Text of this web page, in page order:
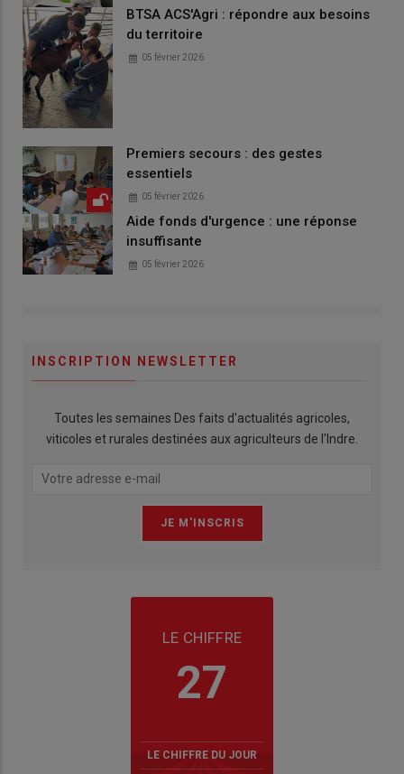
BTSA ACS'Agri : répondre aux besoins
du territoire
05 février 2026
Premiers secours : des gestes
essentiels
05 février 2026
Aide fonds d'urgence : une réponse
insuffisante
05 février 2026
INSCRIPTION NEWSLETTER
Toutes les semaines Des faits d'actualités agricoles,
viticoles et rurales destinées aux agriculteurs de l'Indre.
LE CHIFFRE
27
LE CHIFFRE DU JOUR